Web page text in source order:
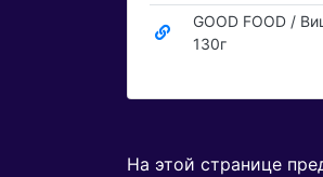
GOOD FOOD /
130г
На этой странице